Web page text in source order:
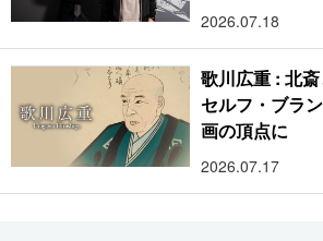
2026.07.18
歌川広重 : 北
セルフ・ブラ
画の頂点に
2026.07.17